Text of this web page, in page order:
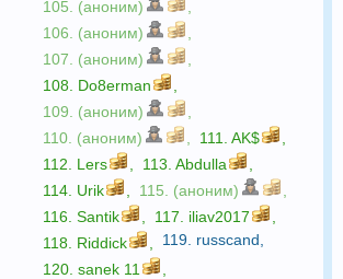
105. (аноним)
106. (аноним)
107. (аноним)
108. Do8erman
109. (аноним)
110. (аноним)
111. AK$
112. Lers 113. Abdulla
114. Urik 115. (аноним)
116. Santik 117. iliav2017
118. Riddick 119. russcand
120. sanek 11